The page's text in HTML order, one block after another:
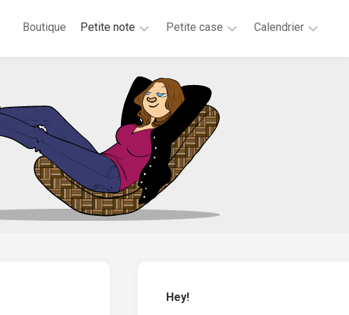
Boutique Petite note
2023
2020
2019
2018
Petite case Calendrier
Hey!